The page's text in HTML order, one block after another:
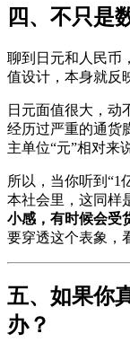
四、不只是
聊到日元和人民币
值设计，本身就反
日元面值很大，动
经历过严重的通货
主单位“元”相对来
所以，当你听到“1
本社会里，这同样
小感，有时候会受
要穿透这个表象，
五、如果你
办？